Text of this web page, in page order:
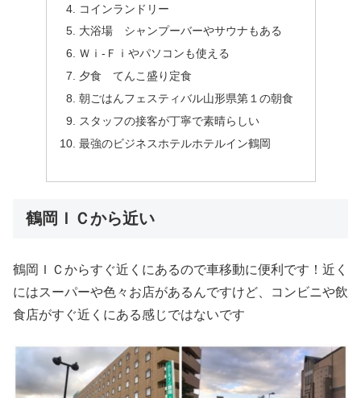
コインランドリー
大浴場 シャンプーバーやサウナもある
Ｗｉ-Ｆｉやパソコンも使える
夕食 てんこ盛り定食
朝ごはんフェスティバル山形県第１の朝食
スタッフの接客が丁寧で素晴らしい
最強のビジネスホテルホテルイン鶴岡
鶴岡ＩＣから近い
鶴岡ＩＣからすぐ近くにあるので車移動に便利です！近く
にはスーパーや色々お店があるんですけど、コンビニや飲
食店がすぐ近くにある感じではないです